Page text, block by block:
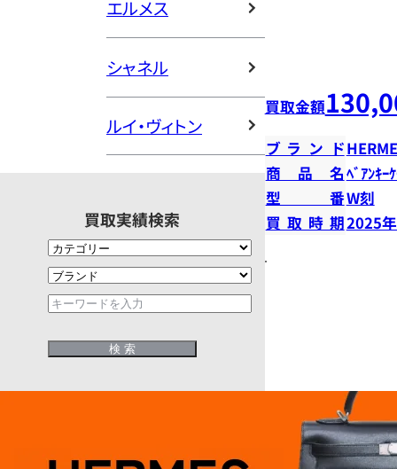
エルメス
シャネル
ルイ・ヴィトン
買取実績検索
買取金額
ブランド
商品名ﾍﾞｱﾝｷｰ
型番W刻
買取時期2025